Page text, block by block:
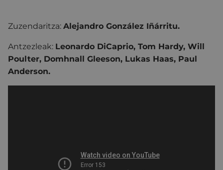
Zuzendaritza: Alejandro González Iñárritu.
Antzezleak: Leonardo DiCaprio, Tom Hardy, Will
Poulter, Domhnall Gleeson, Lukas Haas, Paul
Anderson.